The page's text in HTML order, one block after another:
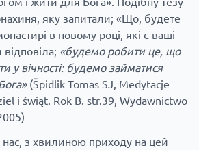
яку запитали; «Що, будете
в новому році, які є ваші
«будемо робити це, що
у вічності: будемо займатися
(Špidlik Tomas SJ, Medytacje
i świąt. Rok B. str.39, Wydawnictwo
з хвилиною приходу на цей